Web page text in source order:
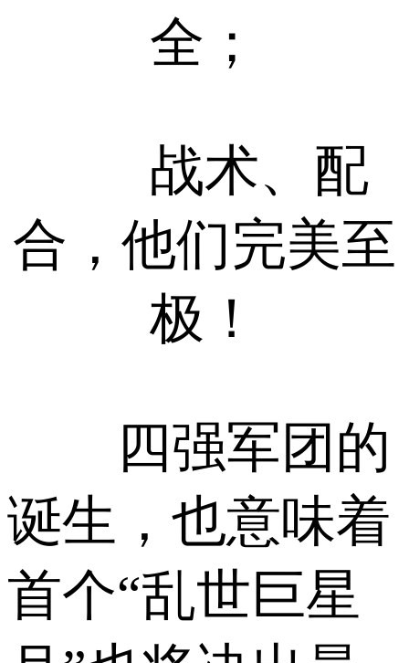
全；
战术、配
合，他们完美至
极！
四强军团的
诞生，也意味着
首个“乱世巨星